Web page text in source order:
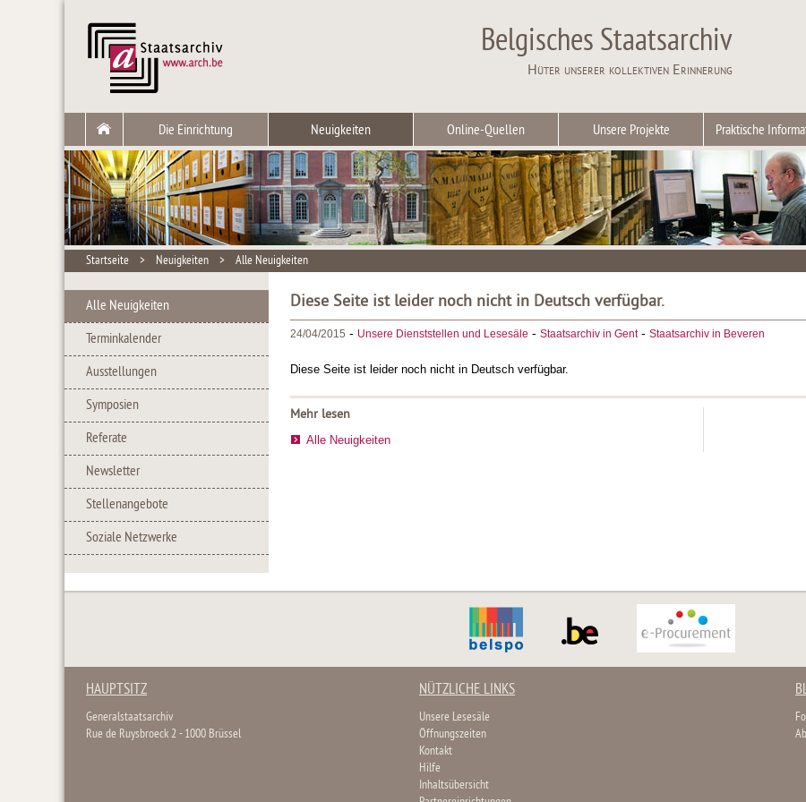
Belgisches Staatsarchiv
Hüter unserer kollektiven Erinnerung
Die Einrichtung Neuigkeiten Online-Quellen Unsere Projekte Praktische
Startseite > Neuigkeiten > Alle Neuigkeiten
Alle Neuigkeiten
Terminkalender
Ausstellungen
Symposien
Referate
Newsletter
Stellenangebote
Soziale Netzwerke
Diese Seite ist leider noch nicht in Deutsch verfügbar.
24/04/2015 - Unsere Dienststellen und Lesesäle - Staatsarchiv in Gent- Staatsarchiv in Beveren
Diese Seite ist leider noch nicht in Deutsch verfügbar.
Mehr lesen
Alle Neuigkeiten
HAUPTSITZ
Generalstaatsarchiv
Rue de Ruysbroeck 2 - 1000 Brüssel
NÜTZLICHE LINKS
Unsere Lesesäle
Öffnungszeiten
Kontakt
Hilfe
Inhaltsübersicht